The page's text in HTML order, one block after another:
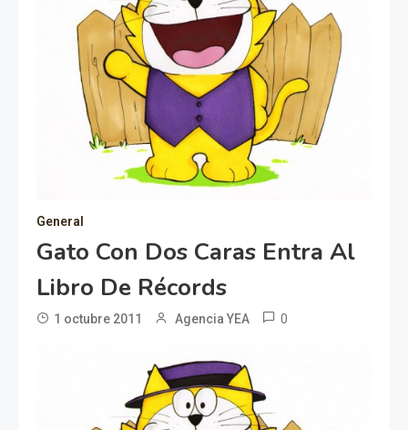
General
Gato Con Dos Caras Entra Al
Libro De Récords
1 octubre 2011 Agencia YEA 0